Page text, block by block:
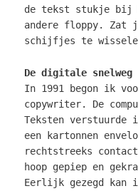
de tekst stukje bij
andere floppy. Zat
schijfjes te
De digitale snelweg
In 1991 begon ik
copywriter. De
Teksten
een kartonnen
rechtstreeks
hoop gepiep en
Eerlijk gezegd kan